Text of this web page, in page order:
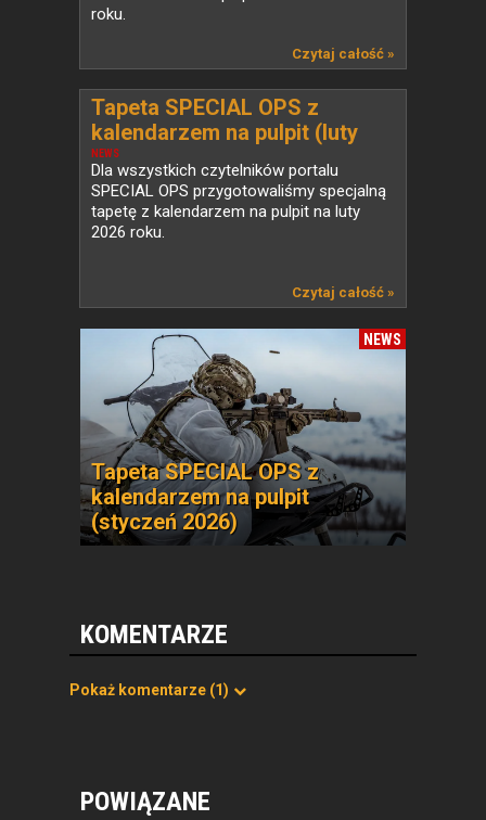
roku.
Czytaj całość »
NEWS
Tapeta SPECIAL OPS z
kalendarzem na pulpit (luty
2026)
Dla wszystkich czytelników portalu
SPECIAL OPS przygotowaliśmy specjalną
tapetę z kalendarzem na pulpit na luty
2026 roku.
Czytaj całość »
NEWS
Tapeta SPECIAL OPS z
kalendarzem na pulpit
(styczeń 2026)
KOMENTARZE
Pokaż komentarze (1)
POWIĄZANE